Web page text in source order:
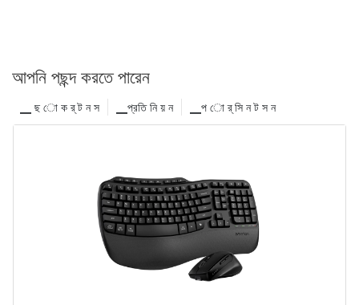
আপনি পছন্দ করতে পারেন
▁প ো র্ সি ন ট স ন
▁প্রতি নি য় ন
▁ ছ ো ক র্ ট ন স